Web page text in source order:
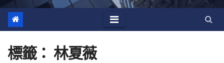
標籤： 林夏薇